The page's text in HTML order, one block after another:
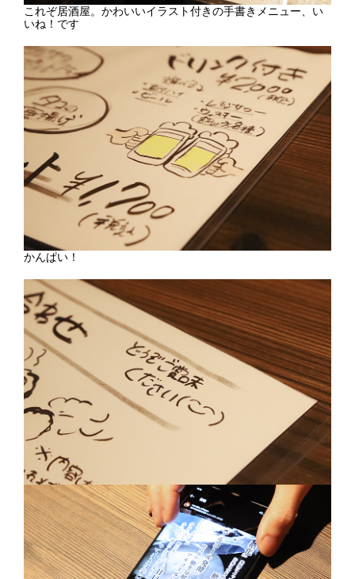
これぞ居酒屋。かわいいイラスト付きの手書きメニュー、い
いね！です
かんぱい！